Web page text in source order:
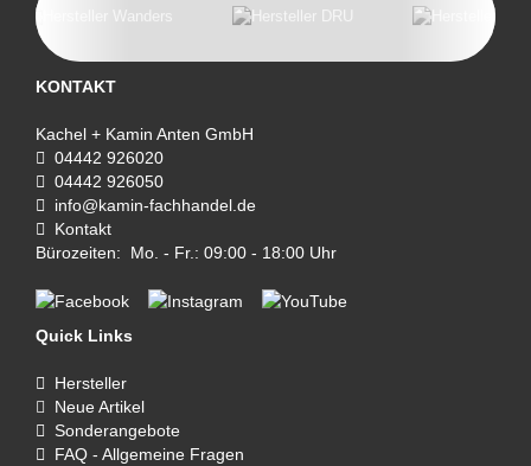
KONTAKT
Kachel + Kamin Anten GmbH
04442 926020
04442 926050
info@kamin-fachhandel.de
Kontakt
Bürozeiten: Mo. - Fr.: 09:00 - 18:00 Uhr
Quick Links
Hersteller
Neue Artikel
Sonderangebote
FAQ - Allgemeine Fragen